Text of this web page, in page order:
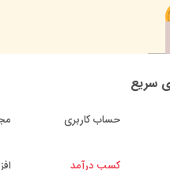
سریع
حساب کاربری
کسب درآمد